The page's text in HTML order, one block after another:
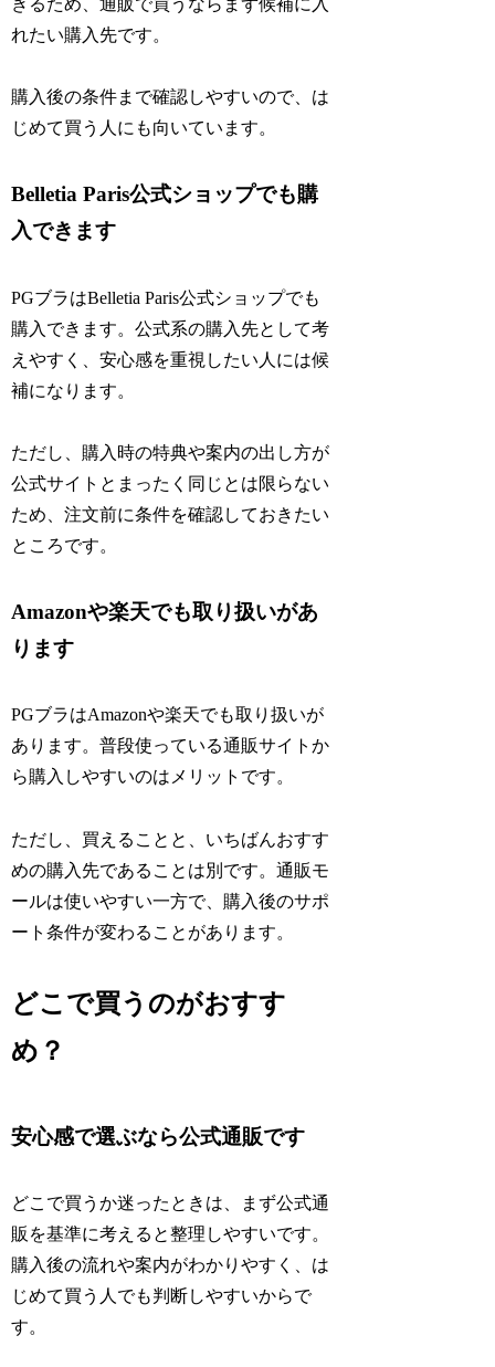
れたい購入先です。
購入後の条件まで確認しやすいので、は
じめて買う人にも向いています。
Belletia Paris公式ショップでも購
入できます
PGブラはBelletia Paris公式ショップでも
購入できます。公式系の購入先として考
えやすく、安心感を重視したい人には候
補になります。
ただし、購入時の特典や案内の出し方が
公式サイトとまったく同じとは限らない
ため、注文前に条件を確認しておきたい
ところです。
Amazonや楽天でも取り扱いがあ
ります
PGブラはAmazonや楽天でも取り扱いが
あります。普段使っている通販サイトか
ら購入しやすいのはメリットです。
ただし、買えることと、いちばんおすす
めの購入先であることは別です。通販モ
ールは使いやすい一方で、購入後のサポ
ート条件が変わることがあります。
どこで買うのがおすす
め？
安心感で選ぶなら公式通販です
どこで買うか迷ったときは、まず公式通
販を基準に考えると整理しやすいです。
購入後の流れや案内がわかりやすく、は
じめて買う人でも判断しやすいからで
す。